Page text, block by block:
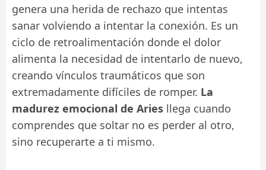
genera una herida de rechazo que intentas
sanar volviendo a intentar la conexión. Es un
ciclo de retroalimentación donde el dolor
alimenta la necesidad de intentarlo de nuevo,
creando vínculos traumáticos que son
extremadamente difíciles de romper. La
madurez emocional de Aries llega cuando
comprendes que soltar no es perder al otro,
sino recuperarte a ti mismo.